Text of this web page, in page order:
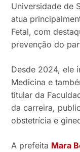
Universidade de
atua
Fetal, com
prevenção do
Desde 2024, ele
Medicina e
titular da
da carreira,
obstetrícia e
A prefeita Mara